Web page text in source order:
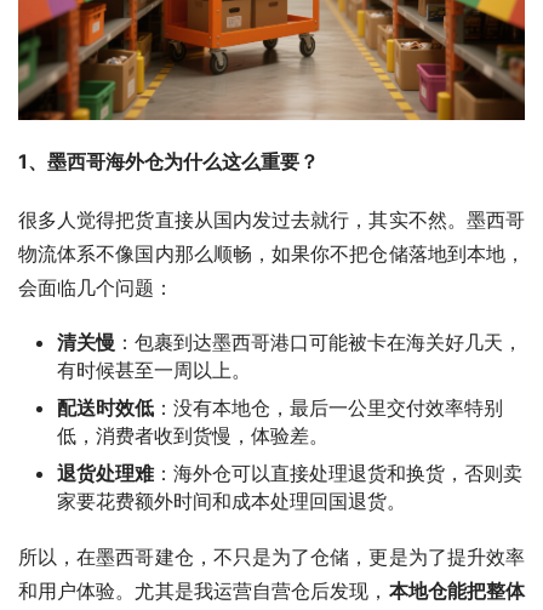
1、墨西哥海外仓为什么这么重要？
很多人觉得把货直接从国内发过去就行，其实不然。墨西哥
物流体系不像国内那么顺畅，如果你不把仓储落地到本地，
会面临几个问题：
清关慢 ：包裹到达墨西哥港口可能被卡在海关好几天，
有时候甚至一周以上。
配送时效低 ：没有本地仓，最后一公里交付效率特别
低，消费者收到货慢，体验差。
退货处理难：海外仓可以直接处理退货和换货，否则卖
家要花费额外时间和成本处理回国退货。
所以，在墨西哥建仓，不只是为了仓储，更是为了提升效率
和用户体验。尤其是我运营自营仓后发现， 本地仓能把整体